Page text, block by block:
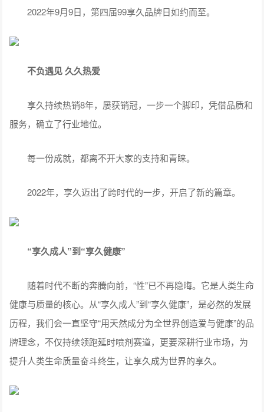
2022年9月9日，第四届99享久品牌日如约而至。
不负遇见 久久热爱
享久持续热销8年，屡获销冠，一步一个脚印，凭借品质和
服务，确立了行业地位。
每一份成就，都离不开大家的支持和青睐。
2022年，享久迈出了跨时代的一步，开启了新的篇章。
“享久成人”到“享久健康”
随着时代不断的奔腾向前，“性”已不再隐晦。它是人类生命
健康与质量的核心。从“享久成人”到“享久健康”，是必然的发展
历程，我们会一直坚守“用天然成分为全世界创造爱与健康”的品
牌理念，不仅持续领跑延时喷剂赛道，更要深耕行业市场，为
提升人类生命质量奋斗终生，让享久成为世界的享久。